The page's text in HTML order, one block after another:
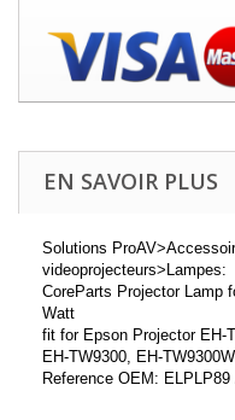
EN SAVOIR PLUS
Solutions
videoprojecteurs>Lampes:
CoreParts Projector Lamp
Watt
fit for Epson Projector EH-
EH-TW9300, EH-TW9300W
Reference OEM: